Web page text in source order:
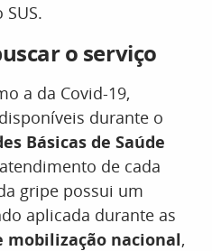
o serviço
a da Covid-19,
durante o
Básicas de Saúde
de cada
gripe possui um
aplicada durante as
mobilização nacional,